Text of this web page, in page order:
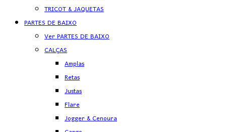
TRICOT & JAQUETAS
PARTES DE BAIXO
Ver PARTES DE BAIXO
CALÇAS
Amplas
Retas
Justas
Flare
Jogger & Cenoura